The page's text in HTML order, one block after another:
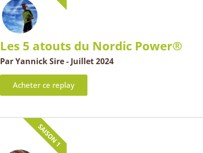
Les 5 atouts du Nordic Power®
Par Yannick Sire - Juillet 2024
Acheter ce replay
SAISON 1